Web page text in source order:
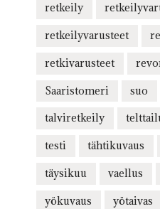
retkeily
retkeilyvarusteet
retkivarusteet
Saaristomeri suo
talviretkeily
testi tähtikuvaus
täysikuu vaellus
yökuvaus yötaivas